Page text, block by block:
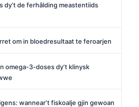
dy’t de ferhâlding meastentiids
om in bloedresultaat te feroarjen
omega-3-doses dy’t klinysk
wannear’t fiskoalje gjin gewoan